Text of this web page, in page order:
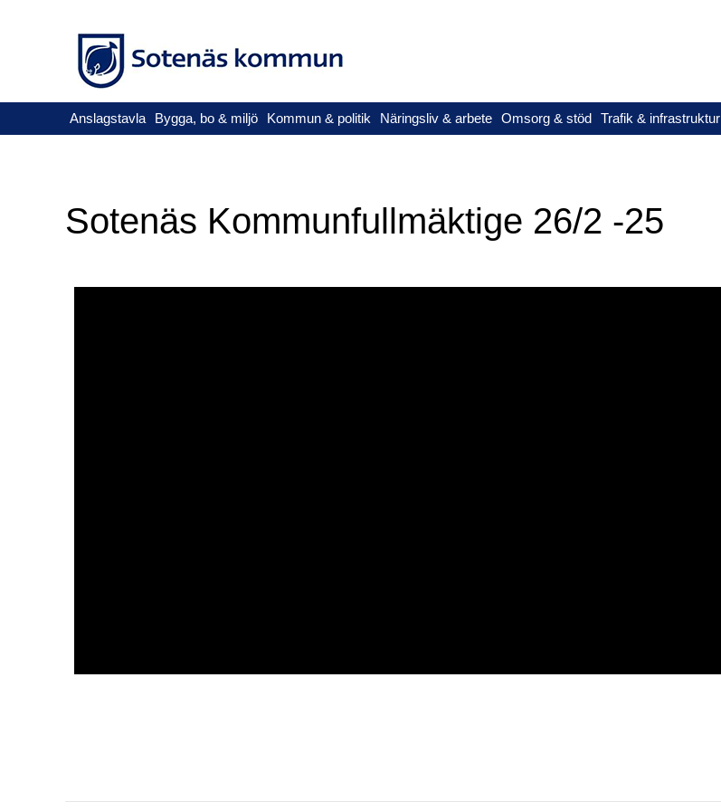
Anslagstavla Bygga, bo & miljö Kommun & politik Näringsliv & arbete Omsorg & stöd Trafik & infrastruktur
Sotenäs Kommunfullmäktige 26/2 -25